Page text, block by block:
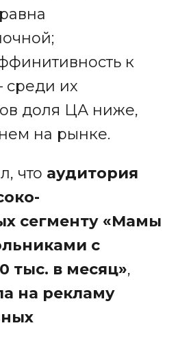
к
среди их
доля ЦА ниже,
на рынке.
что аудитория
сегменту «Мамы
с
тыс. в месяц»,
на рекламу